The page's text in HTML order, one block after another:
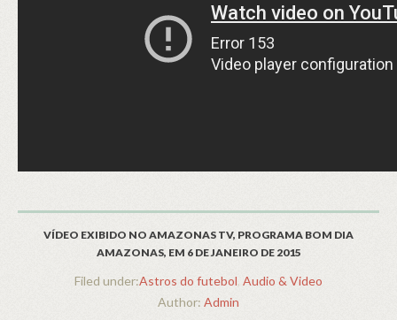
VÍDEO EXIBIDO NO AMAZONAS TV, PROGRAMA BOM DIA
AMAZONAS, EM 6 DE JANEIRO DE 2015
Filed under:Astros do futebol, Audio & Video
Author: Admin